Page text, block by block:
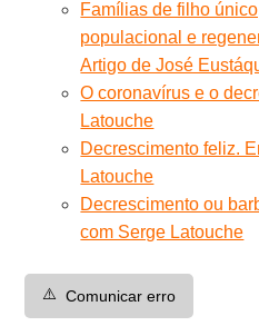
Famílias de filho
populacional e
Artigo de José
O coronavírus e o
Latouche
Decrescimento feliz.
Latouche
Decrescimento ou
com Serge Latouche
⚠️ Comunicar erro